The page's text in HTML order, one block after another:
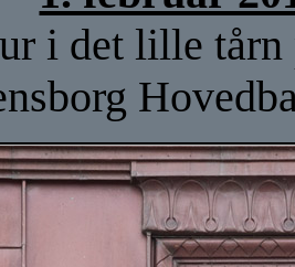
i det lille tårn